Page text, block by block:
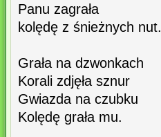
Panu zagrała
kolędę z śnieżnych nut.
Grała na dzwonkach
Korali zdjęła sznur
Gwiazda na czubku
Kolędę grała mu.